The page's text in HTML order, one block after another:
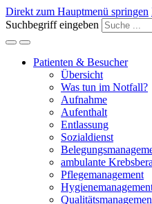
Direkt zum Hauptmenü springen
Suchbegriff eingeben
Patienten & Besucher
Übersicht
Was tun im Notfall?
Aufnahme
Aufenthalt
Entlassung
Sozialdienst
ambulante
Pflegemanagement